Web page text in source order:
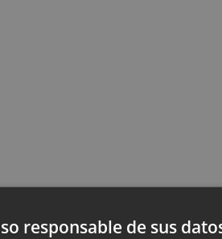
responsable de sus